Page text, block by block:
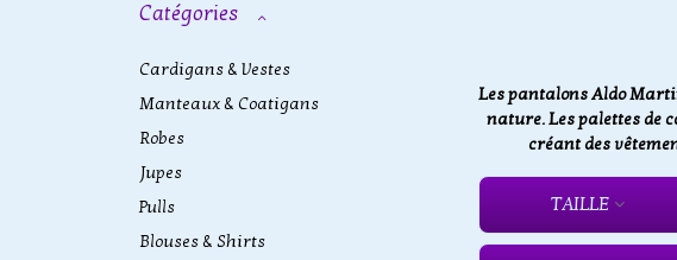
Catégories
Cardigans & Vestes
Manteaux & Coatigans
Robes
Jupes
Pulls
Blouses & Shirts
Les pantalons Aldo
nature. Les palettes de
créant des
TAILLE